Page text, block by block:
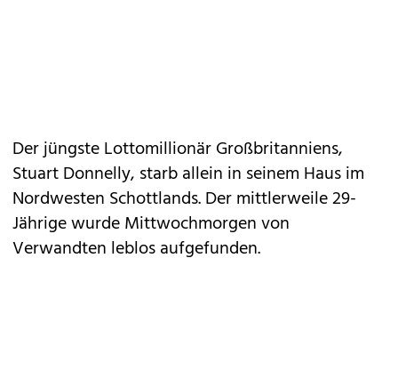
Der jüngste Lottomillionär Großbritanniens,
Stuart Donnelly, starb allein in seinem Haus im
Nordwesten Schottlands. Der mittlerweile 29-
Jährige wurde Mittwochmorgen von
Verwandten leblos aufgefunden.